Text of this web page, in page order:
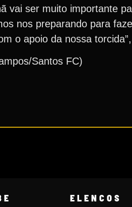
vai ser muito importante
nos preparando para
o apoio da nossa
Santos FC)
ELENCOS